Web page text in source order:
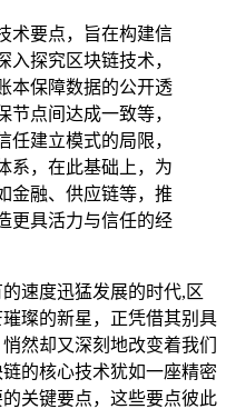
术要点，旨在构建信
入探究区块链技术，
本保障数据的公开透
节点间达成一致等，
任建立模式的局限，
系，在此基础上，为
金融、供应链等，推
更具活力与信任的经
速度迅猛发展的时代,区
璨的新星，正凭借其别具
然却又深刻地改变着我们
的核心技术犹如一座精密
关键要点，这些要点彼此